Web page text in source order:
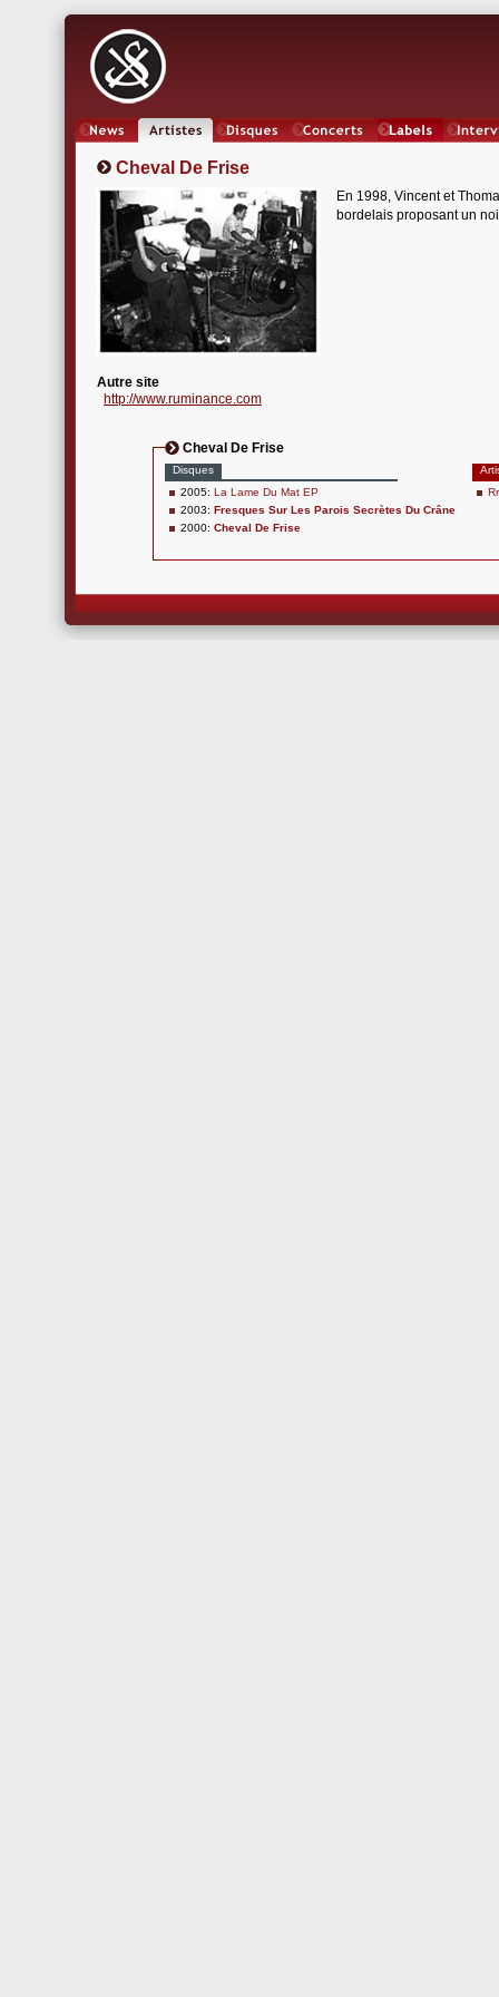
Cheval De Frise
En 1998, Vincent et
bordelais proposant un
Autre site
http://www.ruminance.com
Cheval De Frise
Disques
2005: La Lame Du Mat EP
2003: Fresques Sur Les Parois Secrètes Du Crâne
2000: Cheval De Frise